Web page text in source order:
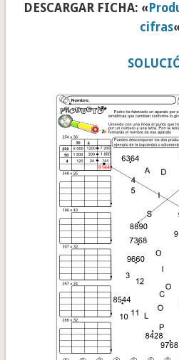
DESCARGAR FICHA: «
cifras